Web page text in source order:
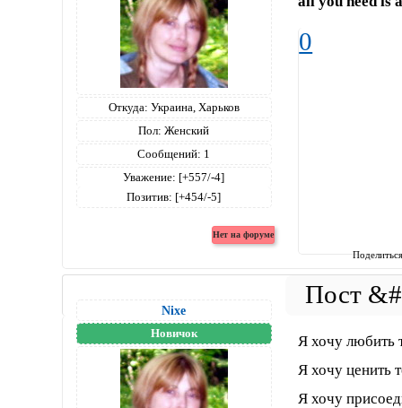
Откуда: Украина, Харьков
Пол: Женский
Сообщений: 1
Уважение: [+557/-4]
Позитив: [+454/-5]
0
Nixe
Новичок
Я хочу любить
Я хочу ценить
Я хочу